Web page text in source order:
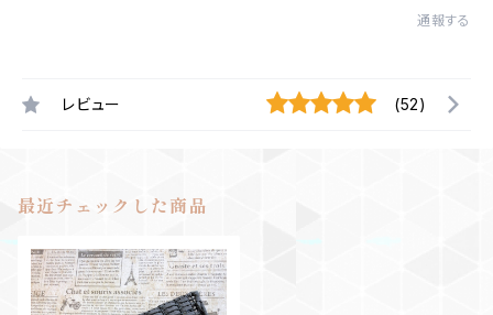
通報する
レビュー (52)
最近チェックした商品